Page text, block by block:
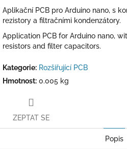
Aplikační PCB pro Arduino nano, s
rezistory a filtračními kondenzátory.
Application PCB for Arduino nano,
resistors and filter capacitors.
Kategorie: Rozšiřující PCB
Hmotnost: 0.005 kg
ZEPTAT SE
Popis